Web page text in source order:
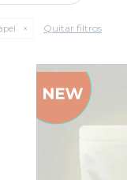
Quitar filtros